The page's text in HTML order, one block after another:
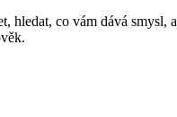
co vám dává smysl,